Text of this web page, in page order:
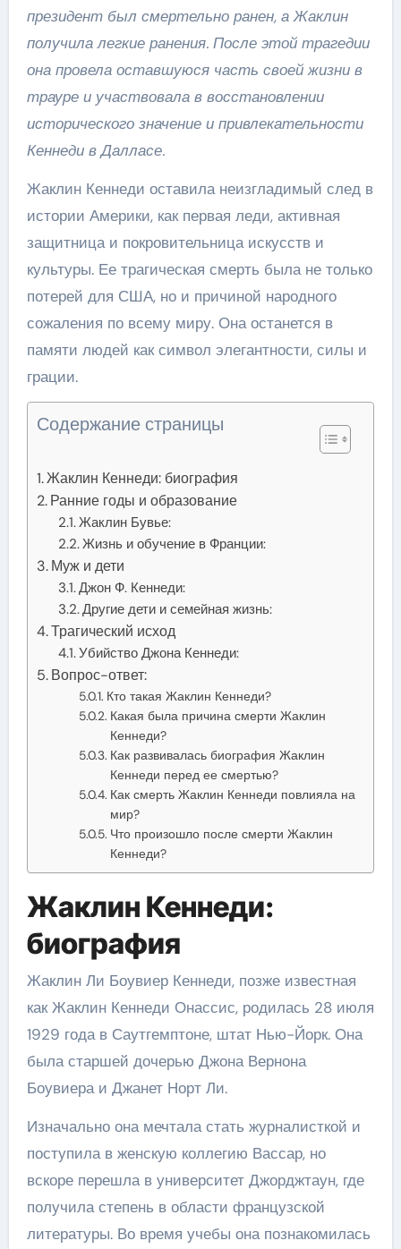
президент был смертельно ранен, а Жаклин
получила легкие ранения. После этой трагедии
она провела оставшуюся часть своей жизни в
трауре и участвовала в восстановлении
исторического значение и привлекательности
Кеннеди в Далласе.
Жаклин Кеннеди оставила неизгладимый след в
истории Америки, как первая леди, активная
защитница и покровительница искусств и
культуры. Ее трагическая смерть была не только
потерей для США, но и причиной народного
сожаления по всему миру. Она останется в
памяти людей как символ элегантности, силы и
грации.
Содержание страницы
Жаклин Кеннеди: биография
Ранние годы и образование
Жаклин Бувье:
Жизнь и обучение в Франции:
Муж и дети
Джон Ф. Кеннеди:
Другие дети и семейная жизнь:
Трагический исход
Убийство Джона Кеннеди:
Вопрос-ответ:
Кто такая Жаклин Кеннеди?
Какая была причина смерти Жаклин
Кеннеди?
Как развивалась биография Жаклин
Кеннеди перед ее смертью?
Как смерть Жаклин Кеннеди повлияла на
мир?
Что произошло после смерти Жаклин
Кеннеди?
Жаклин Кеннеди:
биография
Жаклин Ли Боувиер Кеннеди, позже известная
как Жаклин Кеннеди Онассис, родилась 28 июля
1929 года в Саутгемптоне, штат Нью-Йорк. Она
была старшей дочерью Джона Вернона
Боувиера и Джанет Норт Ли.
Изначально она мечтала стать журналисткой и
поступила в женскую коллегию Вассар, но
вскоре перешла в университет Джорджтаун, где
получила степень в области французской
литературы. Во время учебы она познакомилась